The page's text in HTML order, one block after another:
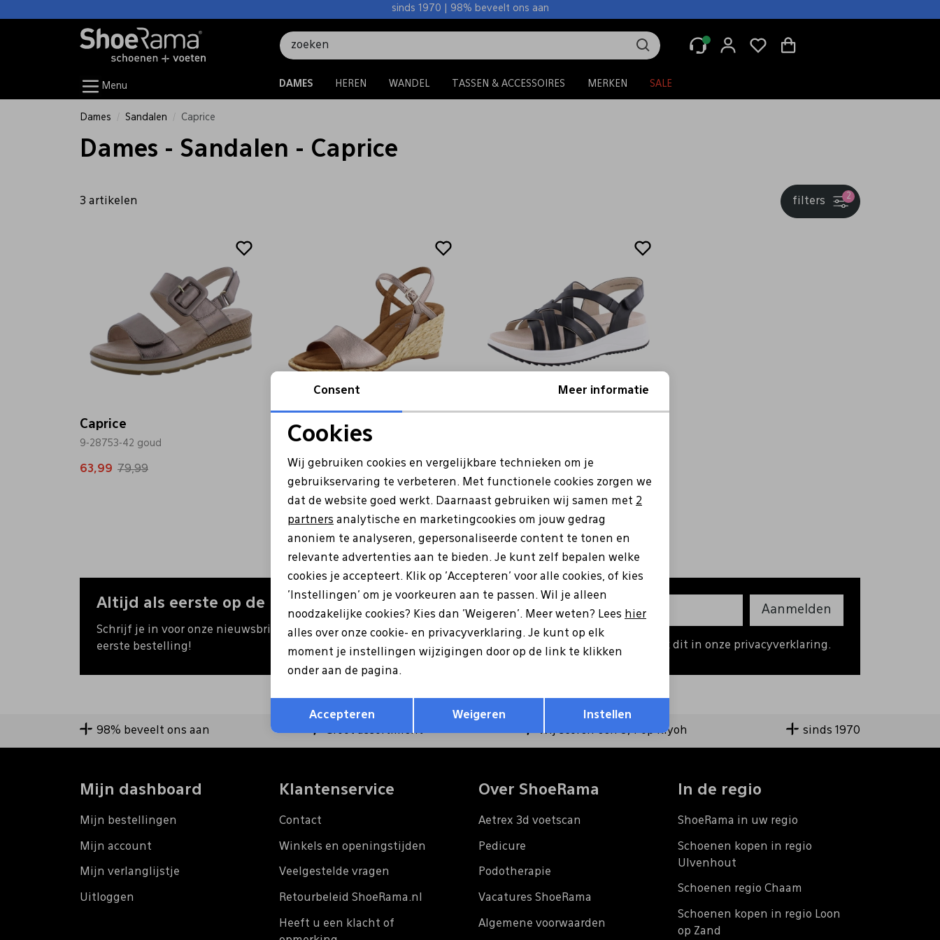
sinds 1970 | 98% beveelt ons aan
Menu DAMES HEREN WANDEL TASSEN & ACCESSOIRES MERKEN SALE
Dames Sandalen Caprice
Dames - Sandalen - Caprice
3 artikelen 2
filters
Caprice
9-28753-42 goud
63,99 79,99
Caprice
9-28307-42 brons
55,99 79,99 55,99 79,99
Altijd als eerste op de hoogte zijn?
Schrijf je in voor onze nieuwsbrief en ontvang €5 korting op je
eerste bestelling!
Aanmelden
Hoe we met je data omgaan? Bekijk dit in onze privacyverklaring.
98% beveelt ons aan Groot assortiment Wij scoren een 9,4 op Kiyoh sinds 1970
Mijn dashboard
Mijn bestellingen
Mijn account
Mijn verlanglijstje
Uitloggen
Klantenservice
Contact
Winkels en openingstijden
Veelgestelde vragen
Retourbeleid ShoeRama.nl
Heeft u een klacht of
Over ShoeRama
Aetrex 3d voetscan
Pedicure
Podotherapie
Vacatures ShoeRama
Algemene voorwaarden
In de regio
ShoeRama in uw regio
Schoenen kopen in regio
Ulvenhout
Schoenen regio Chaam
Schoenen kopen in regio Loon
op Zand
Noodzakelijke cookies
Analytische cookies Marketing cookies
Terug Opslaan
Consent Meer informatie
Cookies
Wij gebruiken cookies en vergelijkbare technieken om je
gebruikservaring te verbeteren. Met functionele cookies zorgen we
dat de website goed werkt. Daarnaast gebruiken wij samen met 2
partners analytische en marketingcookies om jouw gedrag
anoniem te analyseren, gepersonaliseerde content te tonen en
relevante advertenties aan te bieden. Je kunt zelf bepalen welke
cookies je accepteert. Klik op 'Accepteren' voor alle cookies, of kies
'Instellingen' om je voorkeuren aan te passen. Wil je alleen
noodzakelijke cookies? Kies dan 'Weigeren'. Meer weten? Lees hier
alles over onze cookie- en privacyverklaring. Je kunt op elk
moment je instellingen wijzigingen door op de link te klikken
onder aan de pagina.
Accepteren Weigeren Instellen